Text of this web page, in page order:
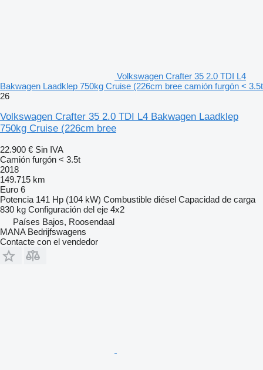
Volkswagen Crafter 35 2.0 TDI L4
Bakwagen Laadklep 750kg Cruise (226cm bree camión furgón < 3.5t
26
Volkswagen Crafter 35 2.0 TDI L4 Bakwagen Laadklep
750kg Cruise (226cm bree
22.900 € Sin IVA
Camión furgón < 3.5t
2018
149.715 km
Euro 6
Potencia 141 Hp (104 kW) Combustible diésel Capacidad de carga
830 kg Configuración del eje 4x2
Países Bajos, Roosendaal
MANA Bedrijfswagens
Contacte con el vendedor